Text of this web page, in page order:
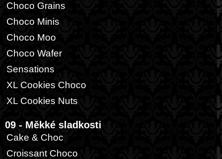
Choco Grains
Choco Minis
Choco Moo
Choco Wafer
Sensations
XL Cookies Choco
XL Cookies Nuts
09 - Měkké sladkosti
Cake & Choc
Croissant Choco